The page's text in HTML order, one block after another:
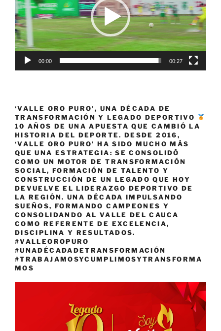
00:00 00:27
‘VALLE ORO PURO’, UNA DÉCADA DE
TRANSFORMACIÓN Y LEGADO DEPORTIVO
10 AÑOS DE UNA APUESTA QUE CAMBIÓ LA
HISTORIA DEL DEPORTE. DESDE 2016,
‘VALLE ORO PURO’ HA SIDO MUCHO MÁS
QUE UNA ESTRATEGIA: SE CONSOLIDÓ
COMO UN MOTOR DE TRANSFORMACIÓN
SOCIAL, FORMACIÓN DE TALENTO Y
CONSTRUCCIÓN DE UN LEGADO QUE HOY
DEVUELVE EL LIDERAZGO DEPORTIVO DE
LA REGIÓN. UNA DÉCADA IMPULSANDO
SUEÑOS, FORMANDO CAMPEONES Y
CONSOLIDANDO AL VALLE DEL CAUCA
COMO REFERENTE DE EXCELENCIA,
DISCIPLINA Y RESULTADOS.
#VALLEOROPURO
#UNADÉCADADETRANSFORMACIÓN
#TRABAJAMOSYCUMPLIMOSYTRANSFORMA
MOS